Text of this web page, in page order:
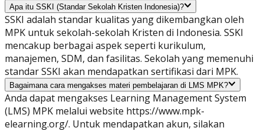
Apa itu SSKI (Standar Sekolah Kristen Indonesia)?
SSKI adalah standar kualitas yang dikembangkan oleh
MPK untuk sekolah-sekolah Kristen di Indonesia. SSKI
mencakup berbagai aspek seperti kurikulum,
manajemen, SDM, dan fasilitas. Sekolah yang memenuhi
standar SSKI akan mendapatkan sertifikasi dari MPK.
Bagaimana cara mengakses materi pembelajaran di LMS MPK?
Anda dapat mengakses Learning Management System
(LMS) MPK melalui website https://www.mpk-
elearning.org/. Untuk mendapatkan akun, silakan